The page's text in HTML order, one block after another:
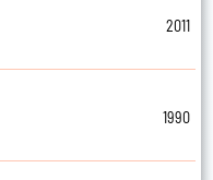
2011
1990